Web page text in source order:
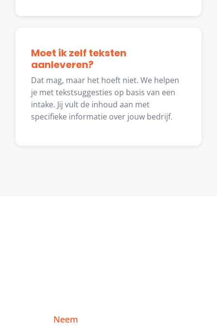
Moet ik zelf teksten
aanleveren?
Dat mag, maar het hoeft niet. We helpen
je met tekstsuggesties op basis van een
intake. Jij vult de inhoud aan met
specifieke informatie over jouw bedrijf.
Neem